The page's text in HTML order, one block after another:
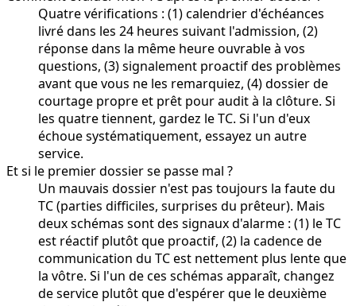
Quatre vérifications : (1) calendrier d'échéances
livré dans les 24 heures suivant l'admission, (2)
réponse dans la même heure ouvrable à vos
questions, (3) signalement proactif des problèmes
avant que vous ne les remarquiez, (4) dossier de
courtage propre et prêt pour audit à la clôture. Si
les quatre tiennent, gardez le TC. Si l'un d'eux
échoue systématiquement, essayez un autre
service.
Et si le premier dossier se passe mal ?
Un mauvais dossier n'est pas toujours la faute du
TC (parties difficiles, surprises du prêteur). Mais
deux schémas sont des signaux d'alarme : (1) le TC
est réactif plutôt que proactif, (2) la cadence de
communication du TC est nettement plus lente que
la vôtre. Si l'un de ces schémas apparaît, changez
de service plutôt que d'espérer que le deuxième